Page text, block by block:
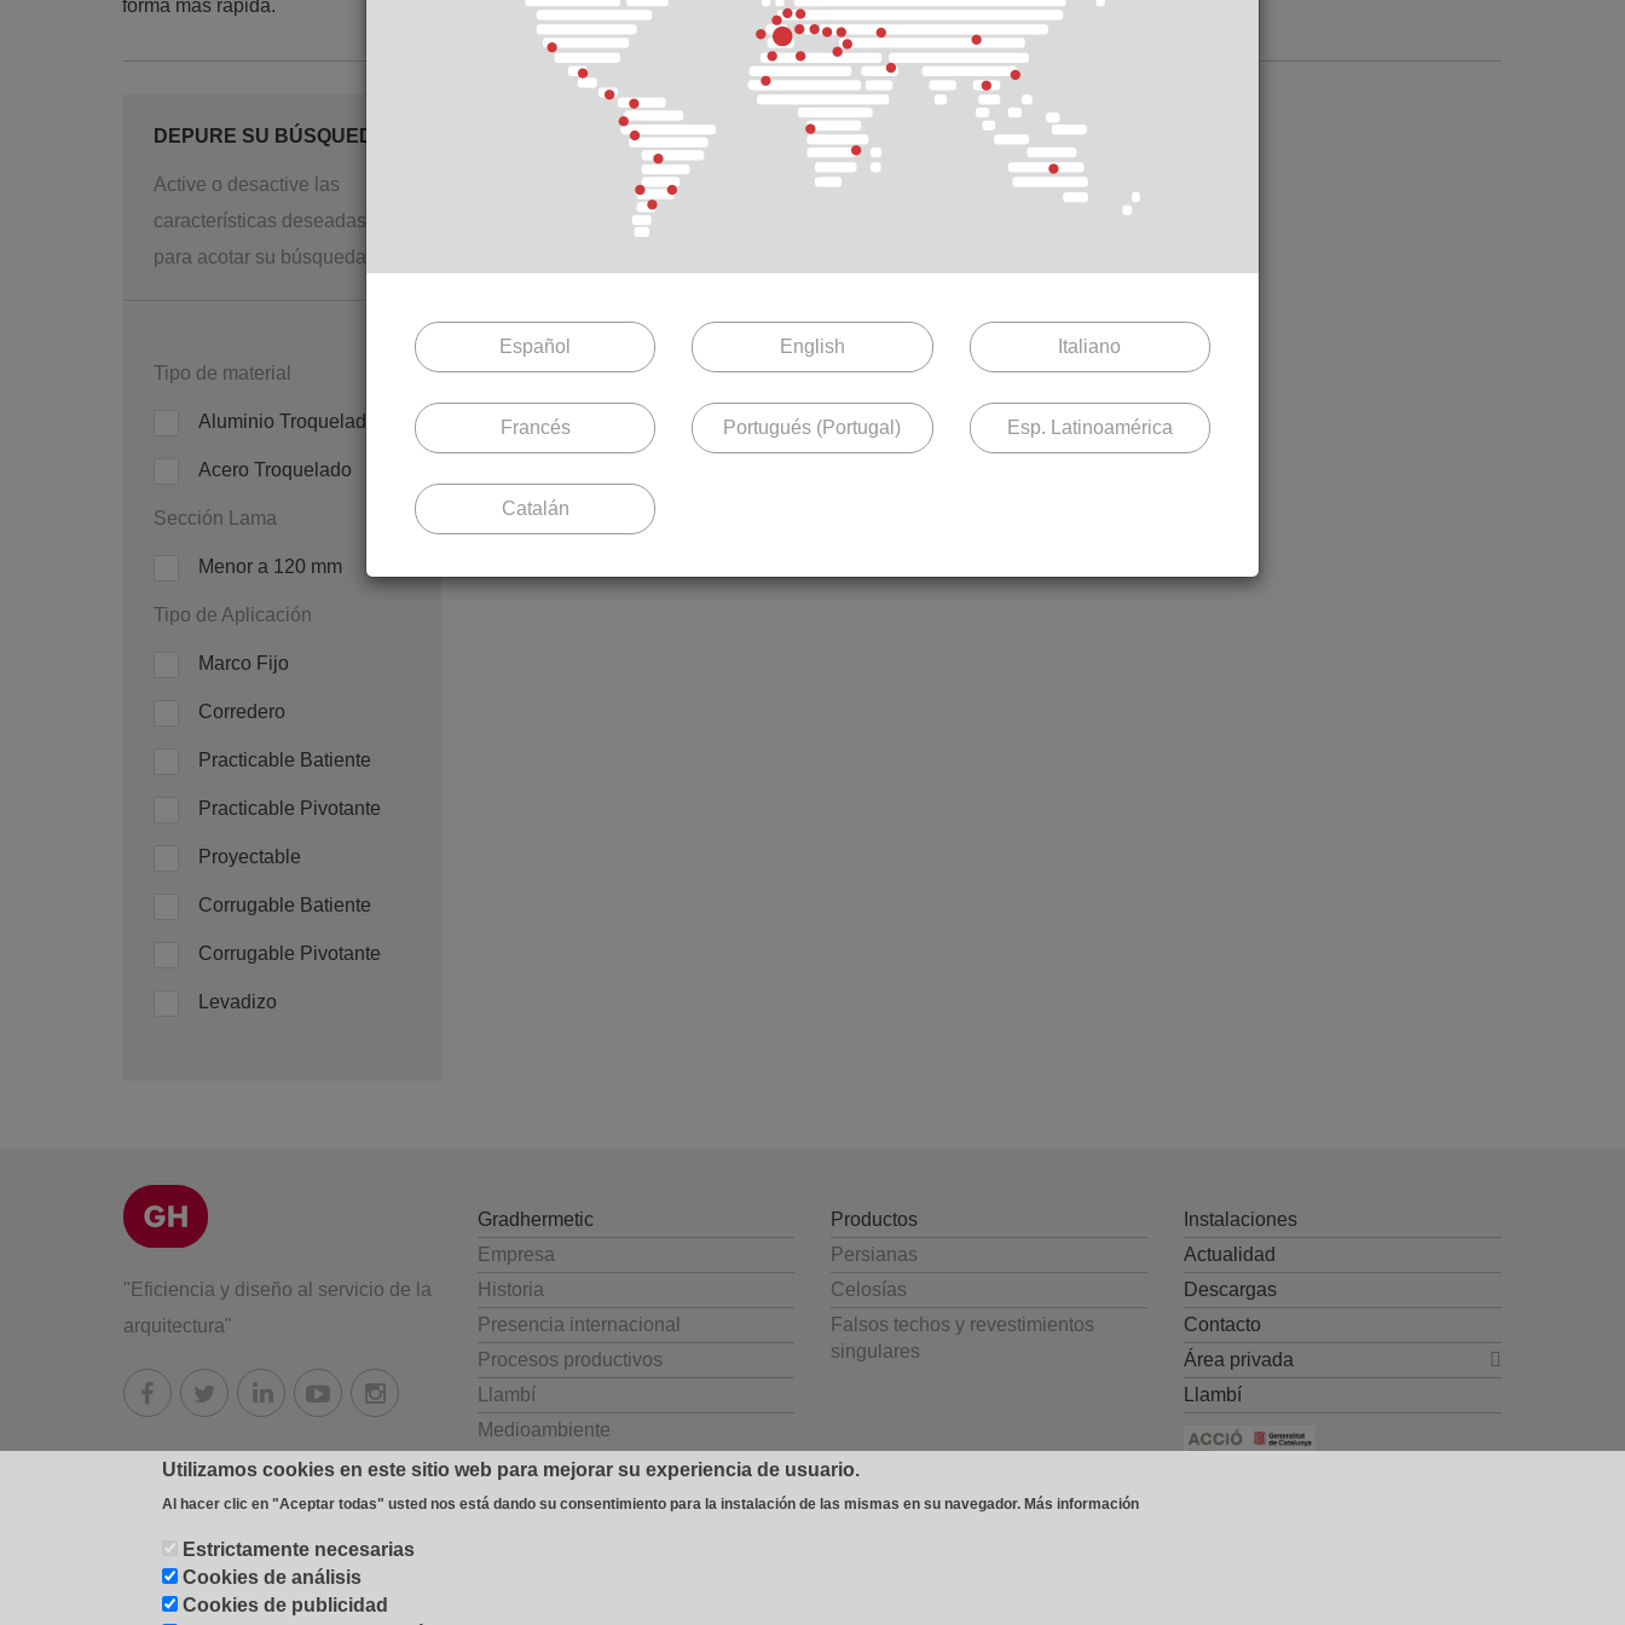
forma más rápida.
DEPURE SU BÚSQUEDA
Active o desactive las
características deseadas
para acotar su búsqueda.
Tipo de material
Aluminio Troquelado
Acero Troquelado
Sección Lama
Menor a 120 mm
Tipo de Aplicación
Marco Fijo
Corredero
Practicable Batiente
Practicable Pivotante
Proyectable
Corrugable Batiente
Corrugable Pivotante
Levadizo
SH Larga
SH Lisa
M. EX
M. EX
"Eficiencia y diseño al servicio de la
arquitectura"
Gradhermetic
Empresa
Historia
Presencia internacional
Procesos productivos
Llambí
Medioambiente
Productos
Persianas
Celosías
Falsos techos y revestimientos
singulares
Instalaciones
Actualidad
Descargas
Contacto
Área privada
Llambí
© 2026 Industrial Gradhermetic, S.A.E.
cookies -Configuración de cookies-
Español English Italiano
Francés Portugués (Portugal) Esp. Latinoamérica
Catalán
Utilizamos cookies en este sitio web para mejorar su experiencia de usuario.
Al hacer clic en "Aceptar todas" usted nos está dando su consentimiento para la instalación de las mismas en su navegador. Más información
Estrictamente necesarias
Cookies de análisis
Cookies de publicidad